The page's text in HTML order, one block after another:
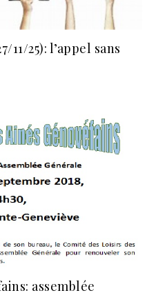
11/25): l’appel sans
assemblée